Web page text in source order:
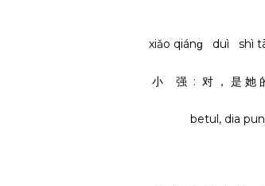
xiǎo qiánɡ duì shì
小 强 : 对 ， 是 她
betul, dia